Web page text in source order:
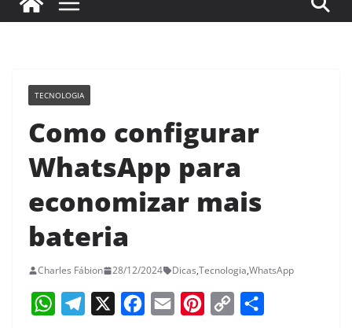
TECNOLOGIA
Como configurar
WhatsApp para
economizar mais
bateria
Charles Fábion 28/12/2024 Dicas,Tecnologia,WhatsApp